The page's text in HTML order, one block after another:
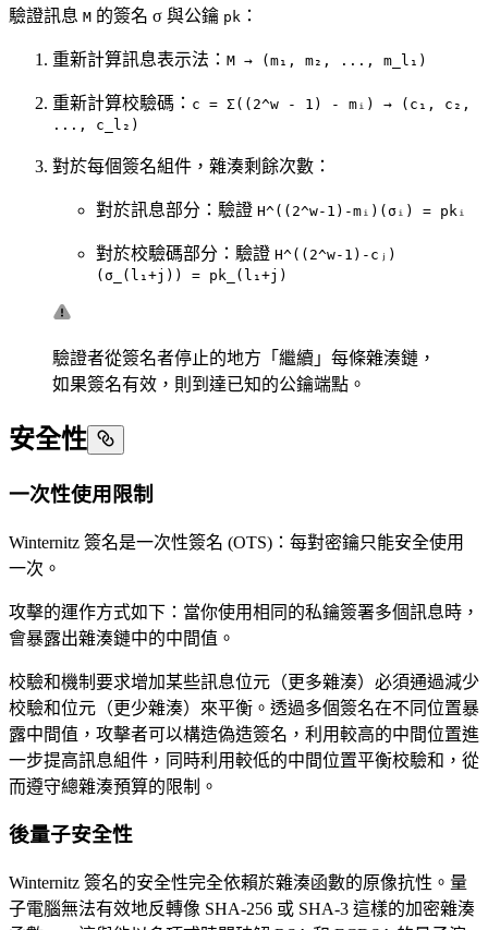
驗證訊息 M 的簽名 σ 與公鑰 pk ：
重新計算訊息表示法： M → (m₁, m₂, ..., m_l₁)
重新計算校驗碼： c = Σ((2^w - 1) - mᵢ) → (c₁, c₂,
..., c_l₂)
對於每個簽名組件，雜湊剩餘次數：
對於訊息部分：驗證 H^((2^w-1)-mᵢ)(σᵢ) = pkᵢ
對於校驗碼部分：驗證 H^((2^w-1)-cⱼ)
(σ_(l₁+j)) = pk_(l₁+j)
驗證者從簽名者停止的地方「繼續」每條雜湊鏈，
如果簽名有效，則到達已知的公鑰端點。
安全性
一次性使用限制
Winternitz 簽名是一次性簽名 (OTS)：每對密鑰只能安全使用
一次。
攻擊的運作方式如下：當你使用相同的私鑰簽署多個訊息時，
會暴露出雜湊鏈中的中間值。
校驗和機制要求增加某些訊息位元（更多雜湊）必須通過減少
校驗和位元（更少雜湊）來平衡。透過多個簽名在不同位置暴
露中間值，攻擊者可以構造偽造簽名，利用較高的中間位置進
一步提高訊息組件，同時利用較低的中間位置平衡校驗和，從
而遵守總雜湊預算的限制。
後量子安全性
Winternitz 簽名的安全性完全依賴於雜湊函數的原像抗性。量
子電腦無法有效地反轉像 SHA-256 或 SHA-3 這樣的加密雜湊